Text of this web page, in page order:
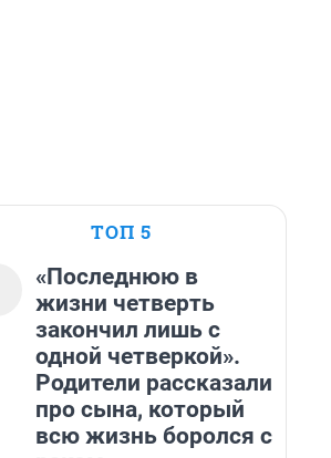
ТОП 5
«Последнюю в
жизни четверть
закончил лишь с
одной четверкой».
Родители рассказали
про сына, который
всю жизнь боролся с